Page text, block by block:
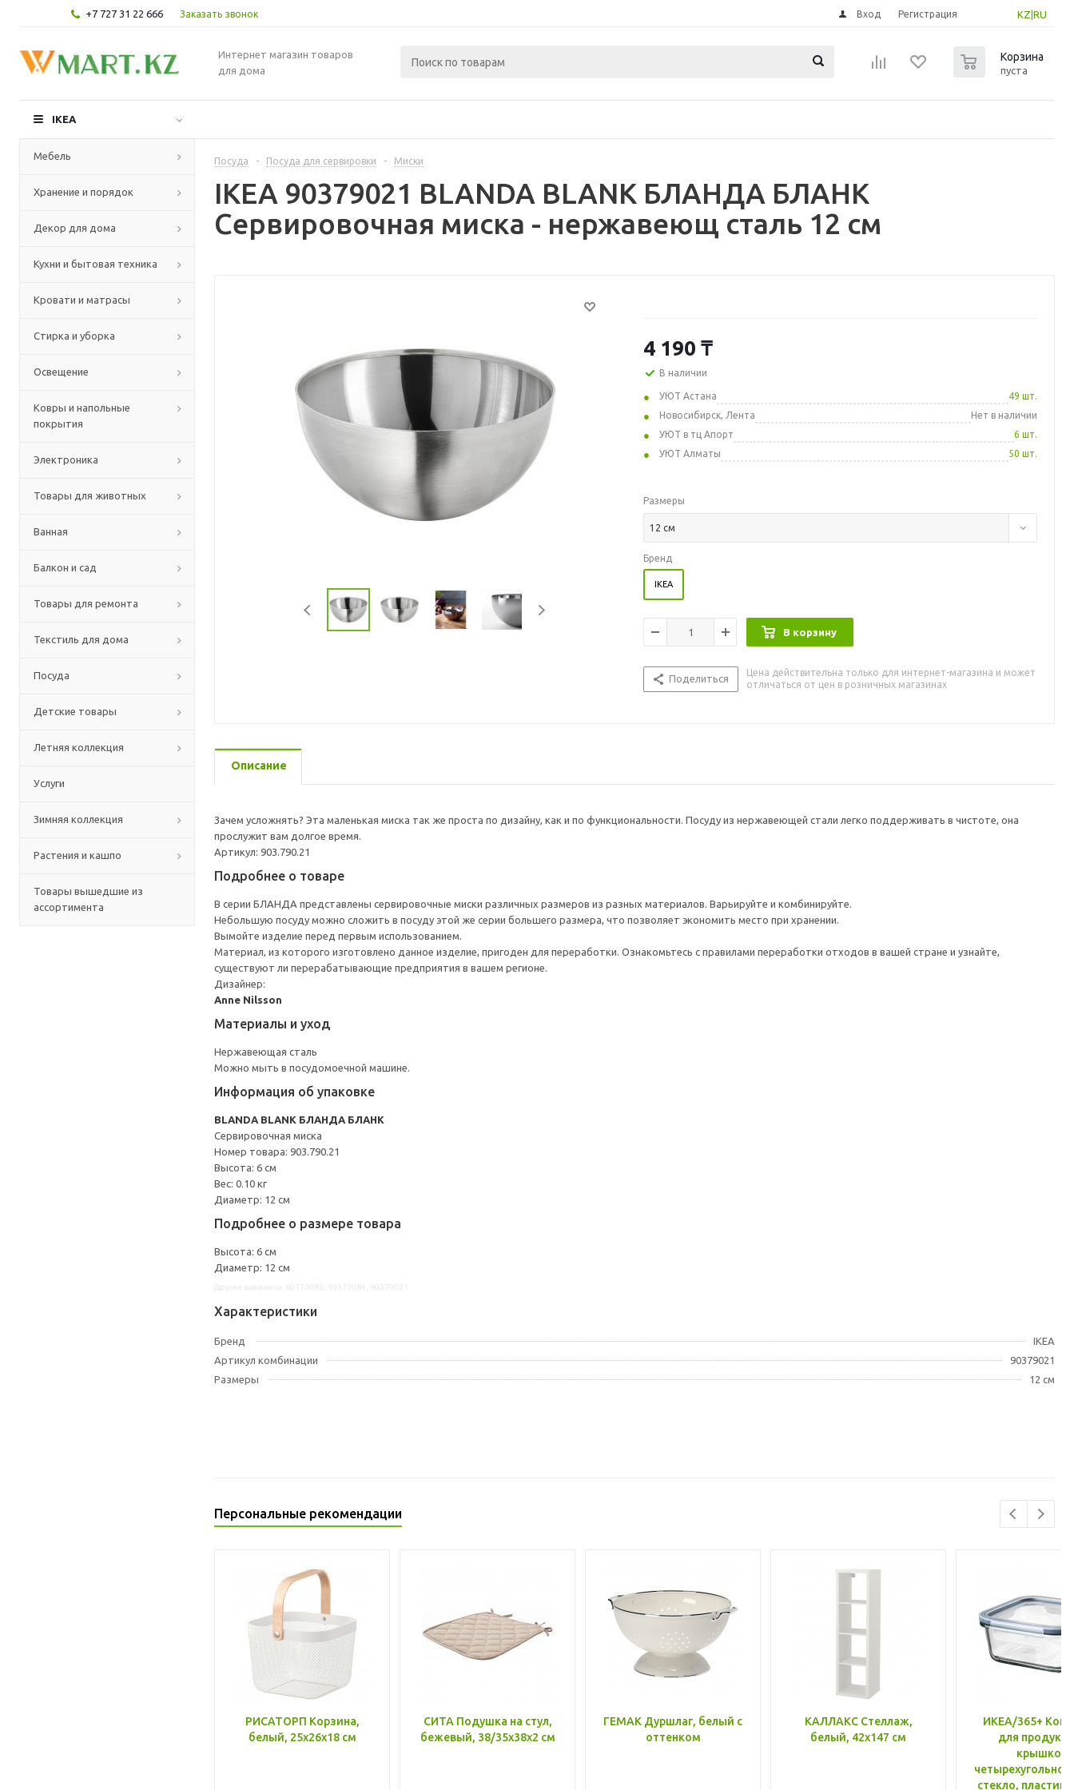
+7 727 31 22 666 Заказать звонок KZ RU
Вход Регистрация
Интернет магазин товаров
для дома
Корзина
пуста
IKEA
Мебель
Хранение и порядок
Декор для дома
Кухни и бытовая техника
Кровати и матрасы
Стирка и уборка
Освещение
Ковры и напольные
покрытия
Электроника
Товары для животных
Ванная
Балкон и сад
Товары для ремонта
Текстиль для дома
Посуда
Детские товары
Летняя коллекция
Услуги
Зимняя коллекция
Растения и кашпо
Товары вышедшие из
ассортимента
Посуда - Посуда для сервировки - Миски
IKEA 90379021 BLANDA BLANK БЛАНДА БЛАНК
Сервировочная миска - нержавеющ сталь 12 см
4 190 ₸
В наличии
УЮТ Астана
49 шт.
Новосибирск, Лента
Нет в наличии
УЮТ в тц Апорт
6 шт.
УЮТ Алматы
50 шт.
Размеры
12 см
Бренд
IKEA
В корзину
Поделиться
Цена действительна только для интернет-магазина и может
отличаться от цен в розничных магазинах
Описание
Зачем усложнять? Эта маленькая миска так же проста по дизайну, как и по функциональности. Посуду из нержавеющей стали легко поддерживать в чистоте, она
прослужит вам долгое время.
Артикул: 903.790.21
Подробнее о товаре
В серии БЛАНДА представлены сервировочные миски различных размеров из разных материалов. Варьируйте и комбинируйте.
Небольшую посуду можно сложить в посуду этой же серии большего размера, что позволяет экономить место при хранении.
Вымойте изделие перед первым использованием.
Материал, из которого изготовлено данное изделие, пригоден для переработки. Ознакомьтесь с правилами переработки отходов в вашей стране и узнайте,
существуют ли перерабатывающие предприятия в вашем регионе.
Дизайнер:
Anne Nilsson
Материалы и уход
Нержавеющая сталь
Можно мыть в посудомоечной машине.
Информация об упаковке
BLANDA BLANK БЛАНДА БЛАНК
Сервировочная миска
Номер товара: 903.790.21
Высота: 6 см
Вес: 0.10 кг
Диаметр: 12 см
Подробнее о размере товара
Высота: 6 см
Диаметр: 12 см
Характеристики
Бренд
IKEA
Артикул комбинации
90379021
Размеры
12 см
Персональные рекомендации
РИСАТОРП Корзина,
белый, 25x26x18 см
СИТА Подушка на стул,
бежевый, 38/35x38x2 см
ГЕМАК Дуршлаг, белый с
оттенком
КАЛЛАКС Стеллаж,
белый, 42x147 см
ИКЕА/365+
для
крышкой,
стекло, пластик